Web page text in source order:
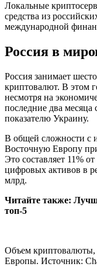
Локальные
средства из
международной
Россия в
Россия занимает
криптовалют. В этом
несмотря на
последние два месяца
показателю Украину.
В общей сложности с
Восточную Европу
Это составляет 11%
цифровых активов в
млрд.
Читайте также:
топ-5
Объем криптовалюты,
Европы. Источник: